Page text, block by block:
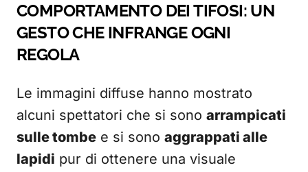
COMPORTAMENTO DEI TIFOSI: UN
GESTO CHE INFRANGE OGNI
REGOLA
Le immagini diffuse hanno mostrato
alcuni spettatori che si sono arrampicati
sulle tombe e si sono aggrappati alle
lapidi pur di ottenere una visuale